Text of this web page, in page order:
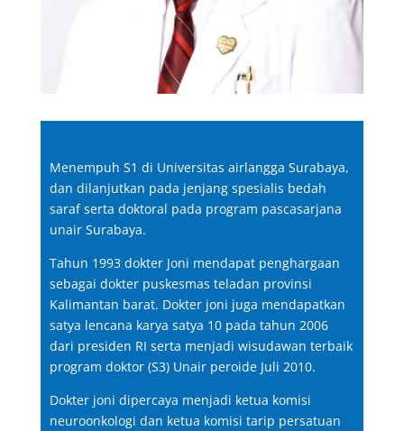
Menempuh S1 di Universitas airlangga Surabaya,
dan dilanjutkan pada jenjang spesialis bedah
saraf serta doktoral pada program pascasarjana
unair Surabaya.
Tahun 1993 dokter Joni mendapat penghargaan
sebagai dokter puskesmas teladan provinsi
Kalimantan barat. Dokter joni juga mendapatkan
satya lencana karya satya 10 pada tahun 2006
dari presiden RI serta menjadi wisudawan terbaik
program doktor (S3) Unair peroide Juli 2010.
Dokter joni dipercaya menjadi ketua komisi
neuroonkologi dan ketua komisi tarip persatuan